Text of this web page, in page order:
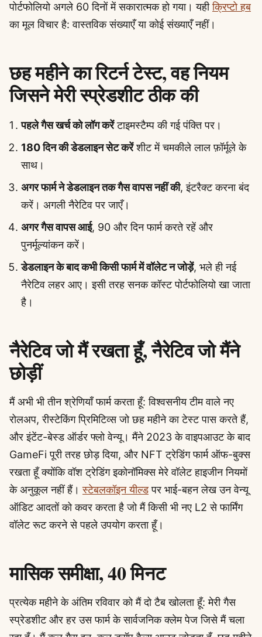
पोर्टफोलियो अगले 60 दिनों में सकारात्मक हो गया। यहीक्रिप्टो हब
का मूल विचार है: वास्तविक संख्याएँ या कोई संख्याएँ नहीं।
छह महीने का रिटर्न टेस्ट, वह नियम
जिसने मेरी स्प्रेडशीट ठीक की
पहले गैस खर्च को लॉग करेंटाइमस्टैम्प की गई पंक्ति पर।
180 दिन की डेडलाइन सेट करेंशीट में चमकीले लाल फ़ॉर्मूले के
साथ।
अगर फार्म ने डेडलाइन तक गैस वापस नहीं की, इंटरैक्ट करना बंद
करें। अगली नैरेटिव पर जाएँ।
अगर गैस वापस आई, 90 और दिन फार्म करते रहें और
पुनर्मूल्यांकन करें।
डेडलाइन के बाद कभी किसी फार्म में वॉलेट न जोड़ें, भले ही नई
नैरेटिव लहर आए। इसी तरह सनक कॉस्ट पोर्टफोलियो खा जाता
है।
नैरेटिव जो मैं रखता हूँ, नैरेटिव जो मैंने
छोड़ीं
मैं अभी भी तीन श्रेणियाँ फार्म करता हूँ: विश्वसनीय टीम वाले नए
रोलअप, रीस्टेकिंग प्रिमिटिव्स जो छह महीने का टेस्ट पास करते हैं,
और इंटेंट-बेस्ड ऑर्डर फ्लो वेन्यू। मैंने 2023 के वाइपआउट के बाद
GameFi पूरी तरह छोड़ दिया, और NFT ट्रेडिंग फार्म ऑफ-बुक्स
रखता हूँ क्योंकि वॉश ट्रेडिंग इकोनॉमिक्स मेरे वॉलेट हाइजीन नियमों
के अनुकूल नहीं हैं।स्टेबलकॉइन यील्डपर भाई-बहन लेख उन वेन्यू
ऑडिट आदतों को कवर करता है जो मैं किसी भी नए L2 से फार्मिंग
वॉलेट रूट करने से पहले उपयोग करता हूँ।
मासिक समीक्षा, 40 मिनट
प्रत्येक महीने के अंतिम रविवार को मैं दो टैब खोलता हूँ: मेरी गैस
स्प्रेडशीट और हर उस फार्म के सार्वजनिक क्लेम पेज जिसे मैं चला